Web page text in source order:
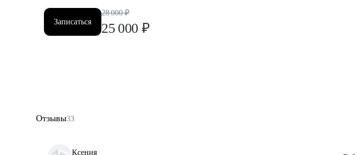
Записаться
28 000 ₽
25 000 ₽
Отзывы33
Ксения